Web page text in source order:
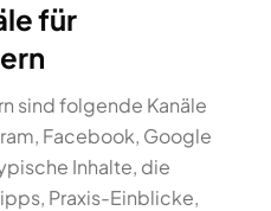
für
sind folgende Kanäle
Facebook, Google
Inhalte, die
Praxis-Einblicke,